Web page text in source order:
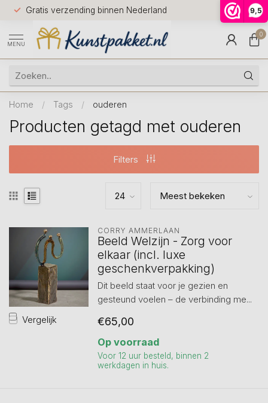
9,5
Gratis verzending binnen Nederland
Voor
huis
9.5
MENU
0
Home / Tags / ouderen
Producten getagd met ouderen
Filters
Vergelijk
CORRY AMMERLAAN
Beeld Welzijn - Zorg voor
elkaar (incl. luxe
geschenkverpakking)
Dit beeld staat voor je gezien en
gesteund voelen – de verbinding me...
€65,00
Op voorraad
Voor 12 uur besteld, binnen 2
werkdagen in huis.